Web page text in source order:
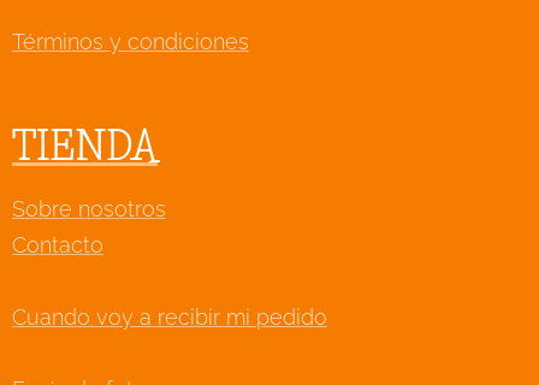
Términos y condiciones
TIENDA
Sobre nosotros
Contacto
Cuando voy a recibir mi pedido